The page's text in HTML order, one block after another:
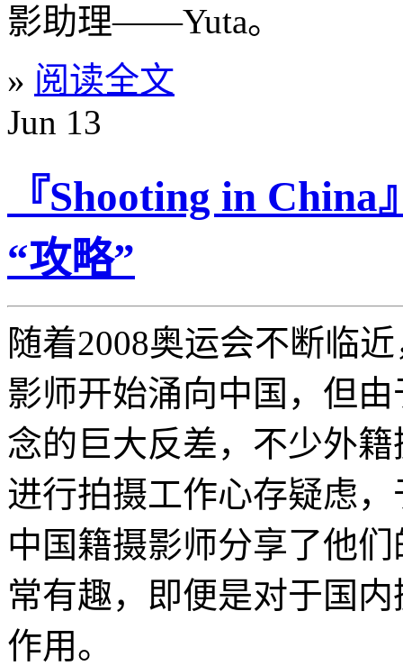
影助理——Yuta。
» 阅读全文
Jun 13
『Shooting in
“攻略”
随着2008奥运会不断临
影师开始涌向中国，但
念的巨大反差，不少外
进行拍摄工作心存疑虑
中国籍摄影师分享了他
常有趣，即便是对于国
作用。